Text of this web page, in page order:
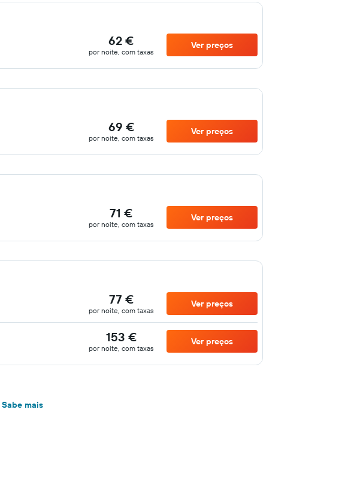
62 €
por noite, com taxas
Ver preços
69 €
por noite, com taxas
Ver preços
71 €
por noite, com taxas
Ver preços
77 €
por noite, com taxas
Ver preços
153 €
por noite, com taxas
Ver preços
Sabe mais